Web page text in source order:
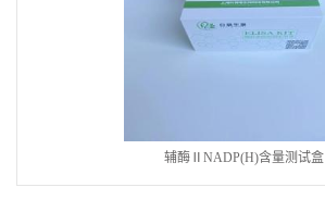
辅酶ⅡNADP(H)含量测试盒